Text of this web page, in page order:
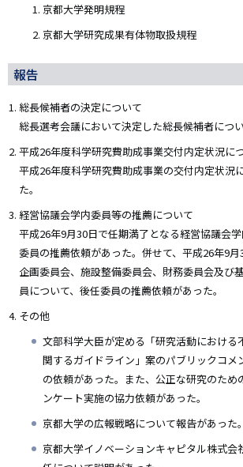
京都大学発明規程
京都大学研究成果有体物取扱規程
報告
総長候補者の決定について
総長選考会議において決定した総長候補者につ
平成26年度科学研究費助成事業交付内定状況に
平成26年度科学研究費助成事業の交付内定状況
た。
経営協議会学内委員等の推薦について
平成26年9月30日で任期満了となる経営協議会
委員の推薦依頼があった。併せて、平成26年9
企画委員会、施設整備委員会、財務委員会及び
員について、後任委員の推薦依頼があった。
その他
文部科学大臣が定める「研究活動における
関するガイドライン」案のパブリックコメ
の依頼があった。また、公正な研究のため
ンケート実施の協力依頼があった。
京都大学の広報戦略について報告があった。
京都大学イノベーションキャピタル株式会